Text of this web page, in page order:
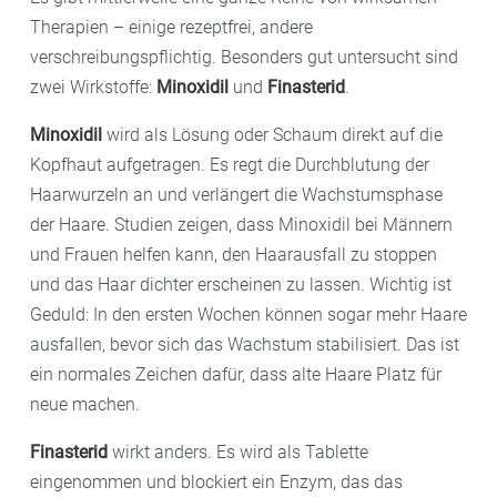
Therapien – einige rezeptfrei, andere
verschreibungspflichtig. Besonders gut untersucht sind
zwei Wirkstoffe: Minoxidil und Finasterid.
Minoxidil wird als Lösung oder Schaum direkt auf die
Kopfhaut aufgetragen. Es regt die Durchblutung der
Haarwurzeln an und verlängert die Wachstumsphase
der Haare. Studien zeigen, dass Minoxidil bei Männern
und Frauen helfen kann, den Haarausfall zu stoppen
und das Haar dichter erscheinen zu lassen. Wichtig ist
Geduld: In den ersten Wochen können sogar mehr Haare
ausfallen, bevor sich das Wachstum stabilisiert. Das ist
ein normales Zeichen dafür, dass alte Haare Platz für
neue machen.
Finasterid wirkt anders. Es wird als Tablette
eingenommen und blockiert ein Enzym, das das